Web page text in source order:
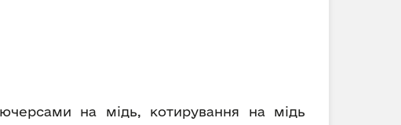
на мідь, котирування на мідь